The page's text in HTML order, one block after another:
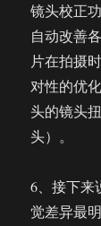
镜头校正
自动改善
片在拍摄
对性的优
头的镜头
头）。
6、接下来
觉差异最